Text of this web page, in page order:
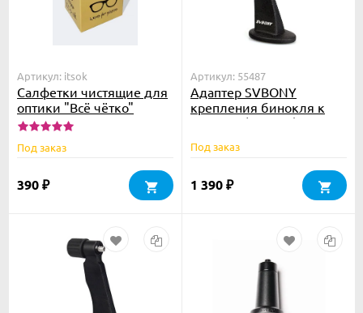
Артикул: itsok
Салфетки чистящие для
оптики "Всё чётко"
Под заказ
390 ₽
Артикул: 55487
Адаптер SVBONY
крепления бинокля к
штативу (F9182A)
Под заказ
1 390 ₽